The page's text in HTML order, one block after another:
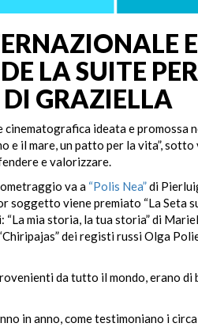
E
LA SUITE
DI GRAZIELLA
cinematografica ideata e promossa
e il mare, un patto per la vita”,
e valorizzare.
va a “Polis Nea”di
viene premiato “La Seta
mia storia, la tua storia” di
dei registi russi Olga
da tutto il mondo, erano di
in anno, come testimoniano i